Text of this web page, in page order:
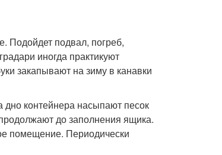
Подойдет подвал, погреб,
иногда практикуют
закапывают на зиму в канавки
контейнера насыпают песок
до заполнения ящика.
помещение. Периодически